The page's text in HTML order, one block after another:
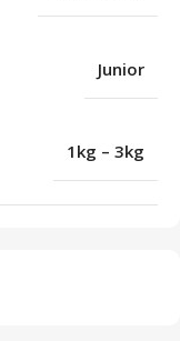
Junior
1kg – 3kg